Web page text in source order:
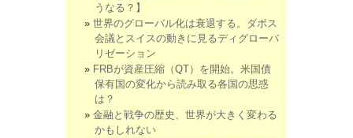
うなる？】
世界のグローバル化は衰退する。ダボス
会議とスイスの動きに見るディグローバ
リゼーション
FRBが資産圧縮（QT）を開始。米国債
保有国の変化から読み取る各国の思惑
は？
金融と戦争の歴史、世界が大きく変わる
かもしれない